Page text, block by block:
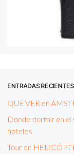
ENTRADAS RECIENTES
QUÉ VER en
Dónde dormir en el
hoteles
Tour en